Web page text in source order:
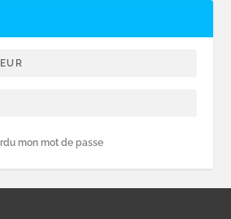
mon mot de passe